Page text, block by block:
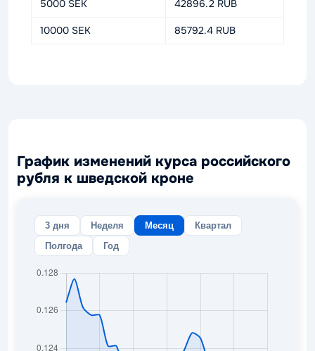
5000 SEK 42896.2 RUB
10000 SEK 85792.4 RUB
График изменений курса российского
рубля к шведской кроне
3 дня Неделя Месяц
Квартал
Полгода
Год